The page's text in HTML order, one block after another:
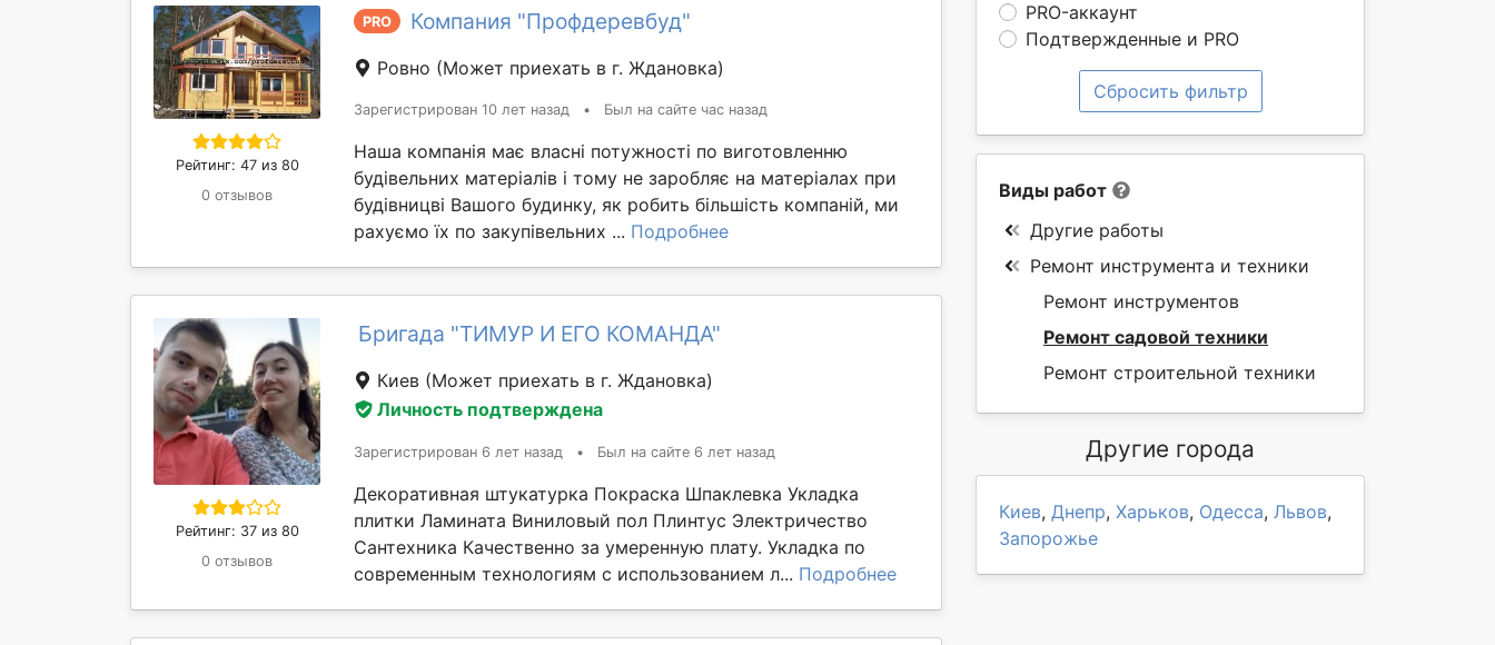
PRO-аккаунт
Подтвержденные и PRO
Сбросить фильтр
Рейтинг: 47 из 80
0 отзывов
PRO Компания "Профдеревбуд"
Ровно (Может приехать в г. Ждановка)
Зарегистрирован 10 лет назад • Был на сайте час назад
Наша компанія має власні потужності по виготовленню
будівельних матеріалів і тому не заробляє на матеріалах при
будівницві Вашого будинку, як робить більшість компаній, ми
рахуємо їх по закупівельних ... Подробнее
Рейтинг: 37 из 80
0 отзывов
Бригада "ТИМУР И ЕГО КОМАНДА"
Киев (Может приехать в г. Ждановка)
Личность подтверждена
Зарегистрирован 6 лет назад • Был на сайте 6 лет назад
Декоративная штукатурка Покраска Шпаклевка Укладка
плитки Ламината Виниловый пол Плинтус Электричество
Сантехника Качественно за умеренную плату. Укладка по
современным технологиям с использованием л... Подробнее
Виды работ
Другие работы
Ремонт инструмента и техники
Ремонт инструментов
Ремонт садовой техники
Ремонт строительной техники
Другие города
Киев, Днепр, Харьков, Одесса, Львов,
Запорожье